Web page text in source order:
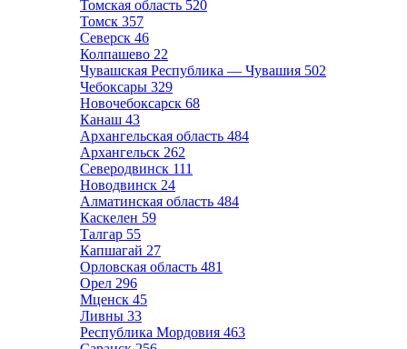
Томская область 520
Томск 357
Северск 46
Колпашево 22
Чувашская Республика — Чувашия 502
Чебоксары 329
Новочебоксарск 68
Канаш 43
Архангельская область 484
Архангельск 262
Северодвинск 111
Новодвинск 24
Алматинская область 484
Каскелен 59
Талгар 55
Капшагай 27
Орловская область 481
Орел 296
Мценск 45
Ливны 33
Республика Мордовия 463